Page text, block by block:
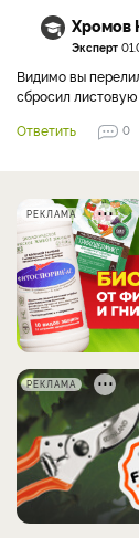
Хромов
Эксперт
Видимо вы
сбросил
Ответить
0
РЕКЛАМА
РЕКЛАМА